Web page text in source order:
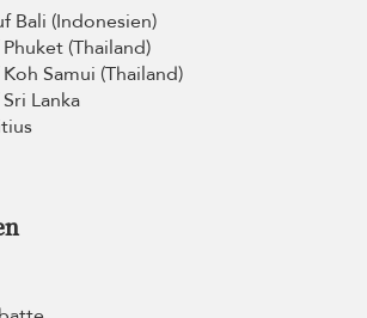
Bali (Indonesien)
(Thailand)
Samui (Thailand)
Lanka